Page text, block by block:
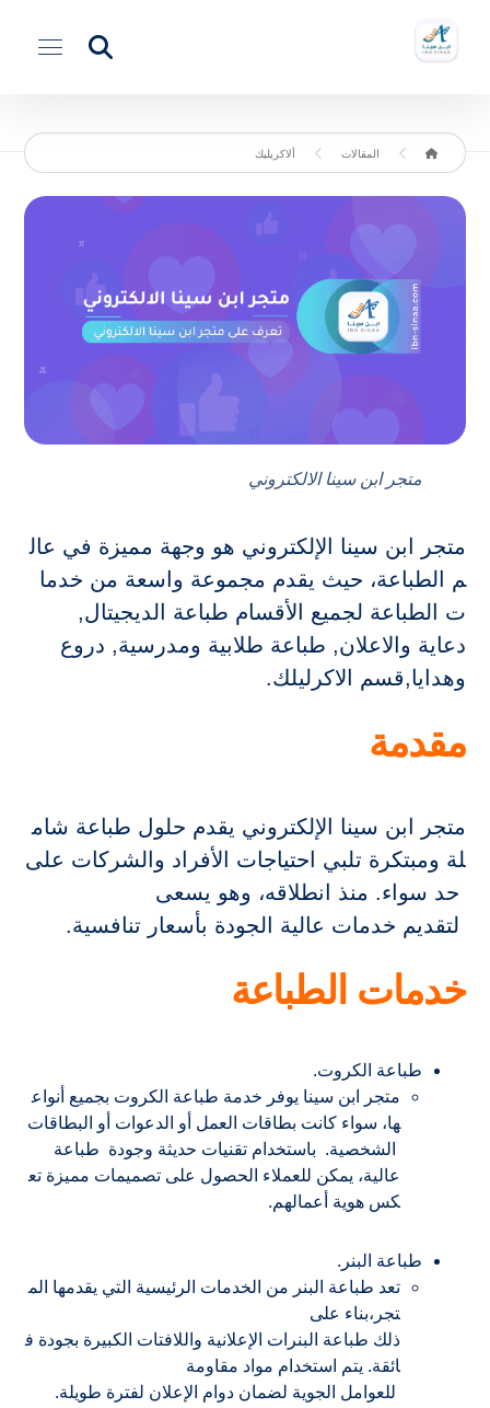
المقالات ألاكريليك
متجر ابن سينا الالكتروني
متجر ابن سينا الإلكتروني هو وجهة مميزة في عال
م الطباعة، حيث يقدم مجموعة واسعة من خدما
ت الطباعة لجميع الأقسام طباعة الديجيتال,
دعاية والاعلان, طباعة طلابية ومدرسية, دروع
وهدايا,قسم الاكرليلك.
مقدمة
متجر ابن سينا الإلكتروني يقدم حلول طباعة شام
لة ومبتكرة تلبي احتياجات الأفراد والشركات على
حد سواء. منذ انطلاقه، وهو يسعى
لتقديم خدمات عالية الجودة بأسعار تنافسية.
خدمات الطباعة
طباعة الكروت.
متجر ابن سينا يوفر خدمة طباعة الكروت بجميع أنواع
ها، سواء كانت بطاقات العمل أو الدعوات أو البطاقات
الشخصية. باستخدام تقنيات حديثة وجودة طباعة
عالية، يمكن للعملاء الحصول على تصميمات مميزة تع
كس هوية أعمالهم.
طباعة البنر.
تعد طباعة البنر من الخدمات الرئيسية التي يقدمها الم
تجر،بناء على
ذلك طباعة البنرات الإعلانية واللافتات الكبيرة بجودة ف
ائقة. يتم استخدام مواد مقاومة
للعوامل الجوية لضمان دوام الإعلان لفترة طويلة.